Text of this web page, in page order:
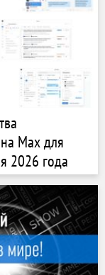
Max для
2026 года